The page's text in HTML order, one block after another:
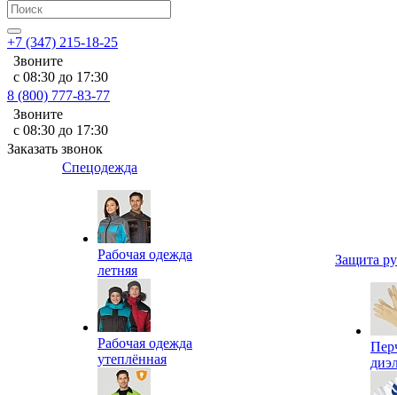
+7 (347) 215-18-25
Звоните
с 08:30 до 17:30
8 (800) 777-83-77
Звоните
с 08:30 до 17:30
Заказать звонок
Спецодежда
Рабочая одежда
летняя
Рабочая одежда
утеплённая
Защита